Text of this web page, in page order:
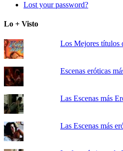
Lost your password?
Lo + Visto
Los Mejores títulos
Escenas eróticas
Las Escenas más
Las Escenas más